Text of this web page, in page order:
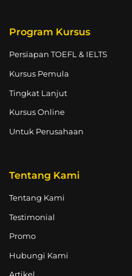
Program Kursus
Persiapan TOEFL & IELTS
Kursus Pemula
Tingkat Lanjut
Kursus Online
Untuk Perusahaan
Tentang Kami
Tentang Kami
Testimonial
Promo
Hubungi Kami